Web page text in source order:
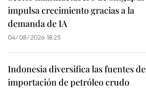
impulsa crecimiento gracias a la
demanda de IA
04/08/2026 18:25
Indonesia diversifica las fuentes de
importación de petróleo crudo